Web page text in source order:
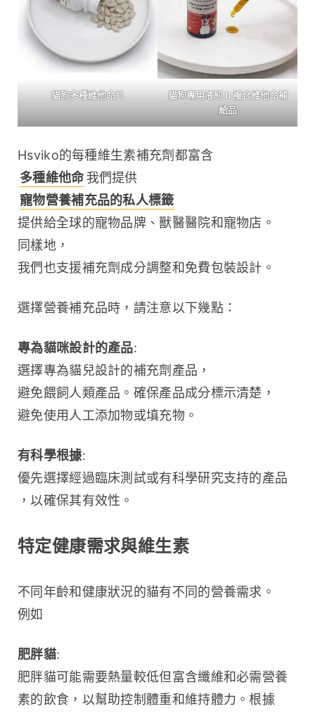
貓狗多種維他命片
貓狗專用液態 b 複合維他命補
給品
多種維他命
寵物營養補充品的私人標籤
提供給全球的寵物品牌、獸醫醫院和寵物店。
同樣地，
我們也支援補充劑成分調整和免費包裝設計。
選擇營養補充品時，請注意以下幾點：
專為貓咪設計的產品:
選擇專為貓兒設計的補充劑產品，
避免餵飼人類產品。確保產品成分標示清楚，
避免使用人工添加物或填充物。
有科學根據:
優先選擇經過臨床測試或有科學研究支持的產品
，以確保其有效性。
特定健康需求與維生素
不同年齡和健康狀況的貓有不同的營養需求。
例如
肥胖貓:
肥胖貓可能需要熱量較低但富含纖維和必需營養
素的飲食，以幫助控制體重和維持體力。根據